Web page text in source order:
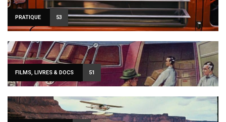
PRATIQUE 53
FILMS, LIVRES & DOCS 51